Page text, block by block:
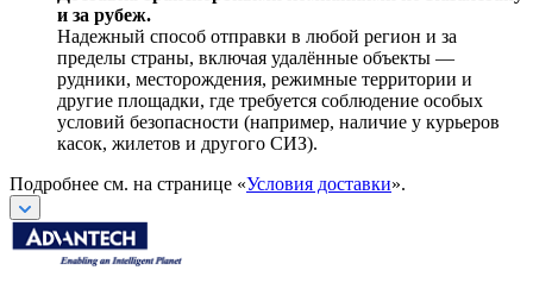
и за рубеж.
Надежный способ отправки в любой регион и за
пределы страны, включая удалённые объекты —
рудники, месторождения, режимные территории и
другие площадки, где требуется соблюдение особых
условий безопасности (например, наличие у курьеров
касок, жилетов и другого СИЗ).
Подробнее см. на странице «Условия доставки».